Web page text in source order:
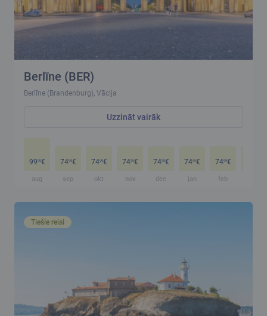
Berlīne (BER)
Berlīne (Brandenburg), Vācija
Uzzināt vairāk
9999€
aug
7499€
sep
7499€
okt
7499€
nov
7499€
dec
7499€
jan
7499€
feb
Tiešie reisi